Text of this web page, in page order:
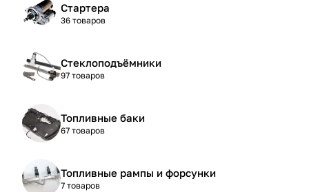
Стартера
36 товаров
Стеклоподъёмники
97 товаров
Топливные баки
67 товаров
Топливные рампы и форсунки
7 товаров